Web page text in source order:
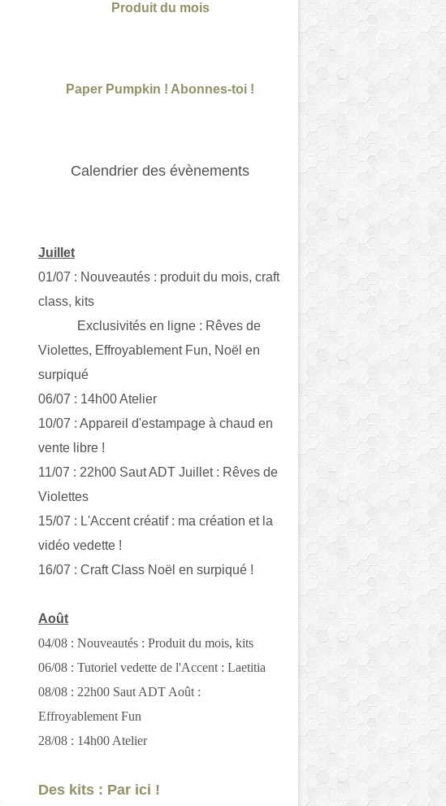
Produit du mois
Paper Pumpkin ! Abonnes-toi !
Calendrier des évènements
Juillet
01/07 : Nouveautés : produit du mois, craft
class, kits
Exclusivités en ligne : Rêves de
Violettes, Effroyablement Fun, Noël en
surpiqué
06/07 : 14h00 Atelier
10/07 : Appareil d'estampage à chaud en
vente libre !
11/07 : 22h00 Saut ADT Juillet : Rêves de
Violettes
15/07 : L'Accent créatif : ma création et la
vidéo vedette !
16/07 : Craft Class Noël en surpiqué !
Août
04/08 : Nouveautés : Produit du mois, kits
06/08 : Tutoriel vedette de l'Accent : Laetitia
08/08 : 22h00 Saut ADT Août :
Effroyablement Fun
28/08 : 14h00 Atelier
Des kits : Par ici !